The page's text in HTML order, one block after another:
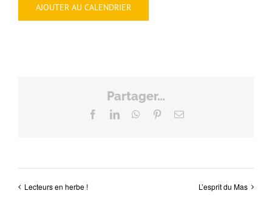
AJOUTER AU CALENDRIER
Partager…
FacebookLinkedInWhatsApp
PinterestEmail
Lecteurs en herbe ! L’esprit du Mas